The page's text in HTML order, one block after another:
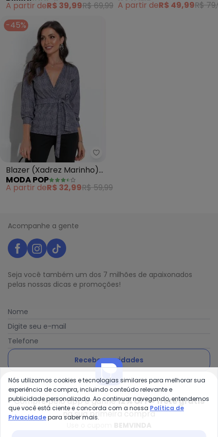
A partir deR$ 39,99R$ 69,99 A partir deR$ 49,99R$
-45%
Moda Pop - Blazer (Xadrez
Blazer (Xadrez Marinho)
com Faixa para Amarrar
MODA POP
A partir deR$ 32,99R$ 59,99
Acompanhe a gente
Seja você também um dos 7 milhões de apaixonados
pelas nossas dicas e promoções!
Nome
Digite seu e-mail
Telefone
Receber novidades
Ao enviar o cadastro, você concorda com a nossa Política
de Privacidade
Compre pelo app e ganhe12% OFF + frete grátis
na sua primeira compra
Nós utilizamos cookies e tecnologias similares para melhorar sua
experiência de compra, incluindo conteúdo relevante e
publicidade personalizada. Ao continuar navegando, entendemos
que você está ciente e concorda com a nossa Política de
Privacidadepara saber mais.